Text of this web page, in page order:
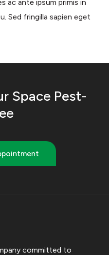
ac ante ipsum primis in
Sed fringilla sapien eget
Space Pest-
committed to